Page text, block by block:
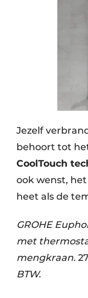
Jezelf
behoort tot
CoolTouch
ook wenst,
heet als de
GROHE
met
mengkraan.
BTW.